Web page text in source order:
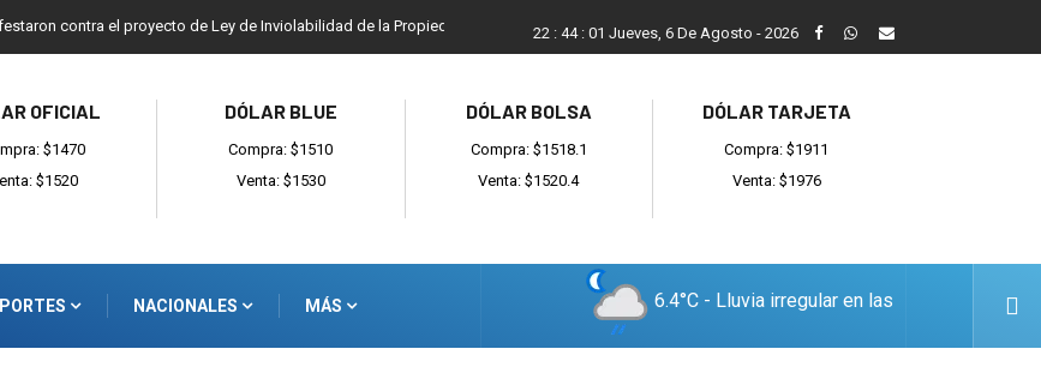
contra el proyecto de Ley de Inviolabilidad de la Propiedad Privada Reino recibió a instituciones y confirmó gestiones para
22 : 44: 02 Jueves, 6 De Agosto - 2026
OFICIAL
$1470
$1520
DÓLAR BLUE
Compra: $1510
Venta: $1530
DÓLAR BOLSA
Compra: $1518.1
Venta: $1520.4
DÓLAR TARJETA
Compra: $1911
Venta: $1976
NACIONALES MÁS 6.4°C - Lluvia irregular en las